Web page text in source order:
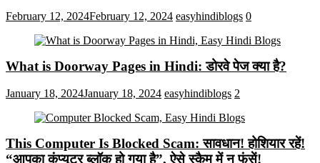
February 12, 2024February 12, 2024 easyhindiblogs 0
What is Doorway Pages in Hindi: डोरवे पेज क्या है?
January 18, 2024January 18, 2024 easyhindiblogs 2
This Computer Is Blocked Scam: सावधान! होशियार रहें!
“आपका कंप्यूटर ब्लॉक हो गया है”, ऐसे स्कैम में न फंसें!